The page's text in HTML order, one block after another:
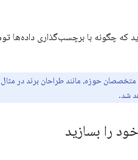
که چگونه با برچسب‌گذاری داده‌ها
شد.
را بسازید